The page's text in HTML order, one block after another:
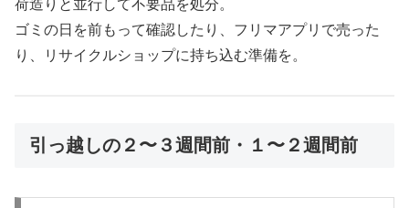
荷造りと並行して不要品を処分。
ゴミの日を前もって確認したり、フリマアプリで売った
り、リサイクルショップに持ち込む準備を。
引っ越しの２〜３週間前・１〜２週間前